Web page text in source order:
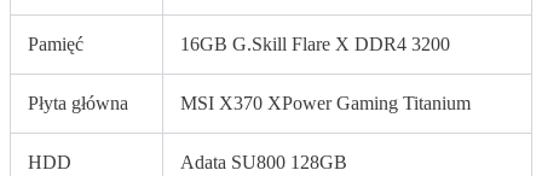
Pamięć 16GB G.Skill Flare X DDR4 3200
Płyta główna MSI X370 XPower Gaming Titanium
HDD
Adata SU800 128GB